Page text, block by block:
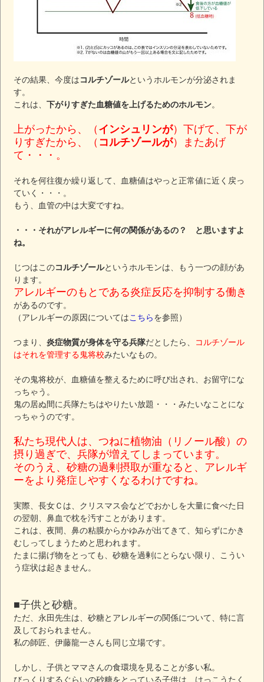
その結果、今度はコルチゾールというホルモンが分泌されま
す。
これは、下がりすぎた血糖値を上げるためのホルモン。
上がったから、（ インシュリンが）下げて、下が
りすぎたから、（ コルチゾールが）またあげ
て・・・。
それを何往復か繰り返して、血糖値はやっと正常値に近く戻っ
ていく・・・。
もう、血管の中は大変ですね。
・・・それがアレルギーに何の関係があるの？ と思いますよ
ね。
じつはこのコルチゾールというホルモンは、もう一つの顔があ
ります。
アレルギーのもとである炎症反応を抑制する働き
があるのです。
（アレルギーの原因についてはこちらを参照）
つまり、炎症物質が身体を守る兵隊だとしたら、
コルチゾール
はそれを管理する鬼将校みたいなもの。
その鬼将校が、血糖値を整えるために呼び出され、お留守にな
っちゃう。
鬼の居ぬ間に兵隊たちはやりたい放題・・・みたいなことにな
っちゃうのです。
私たち現代人は、つねに植物油（リノール酸）の
摂り過ぎで、兵隊が増えてしまっています。
そのうえ、砂糖の過剰摂取が重なると、アレルギ
ーをより発症しやすくなるわけですね。
実際、長女Ｃは、クリスマス会などでおかしを大量に食べた日
の翌朝、鼻血で枕を汚すことがあります。
これは、夜間、鼻の粘膜からかゆみが出てきて、知らずにかき
むしってしまうためと思われます。
たまに揚げ物をとっても、砂糖を過剰にとらない限り、こうい
う症状は起きません。
■子供と砂糖。
ただ、永田先生は、砂糖とアレルギーの関係について、特に言
及しておられません。
私の師匠、伊藤龍一さんも同じ立場です。
しかし、子供とママさんの食環境を見ることが多い私。
びっくりするぐらいの砂糖をとっている子供は、けっこうたく